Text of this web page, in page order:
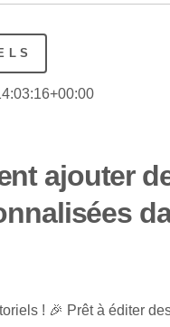
ajouter
! 🎉 Prêt à éditer